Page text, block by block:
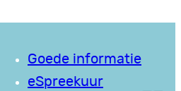
Goede informatie
eSpreekuur